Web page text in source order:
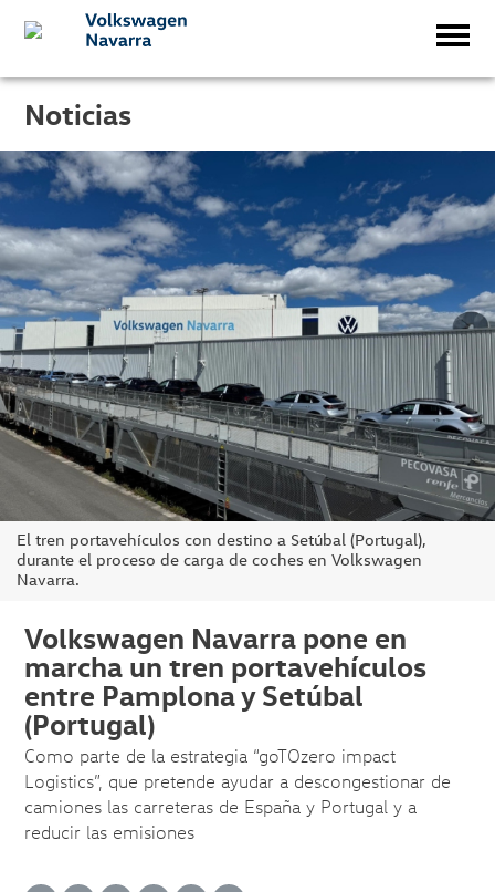
Noticias
El tren portavehículos con destino a Setúbal (Portugal),
durante el proceso de carga de coches en Volkswagen
Navarra.
Volkswagen Navarra pone en
marcha un tren portavehículos
entre Pamplona y Setúbal
(Portugal)
Como parte de la estrategia “goTOzero impact
Logistics”, que pretende ayudar a descongestionar de
camiones las carreteras de España y Portugal y a
reducir las emisiones